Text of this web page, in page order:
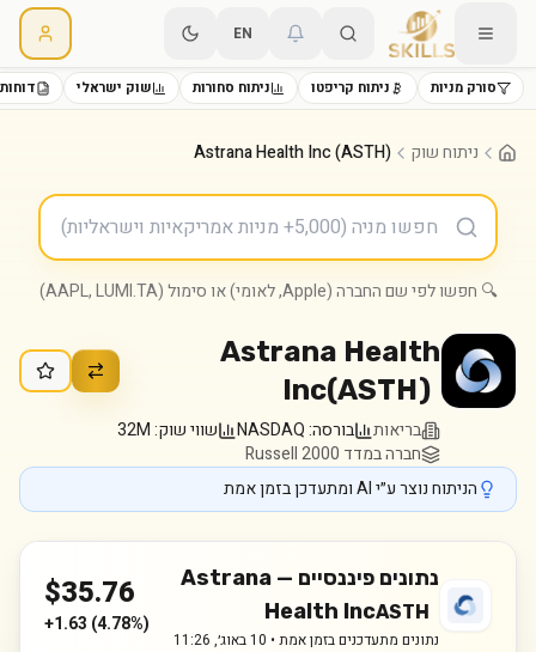
EN
סורק מניות ניתוח קריפטו ניתוח סחורות שוק ישראלי
ניתוח שוק Astrana Health Inc (ASTH)
🔍 חפשו לפי שם החברה (Apple, לאומי) או סימול (AAPL, LUMI.TA)
Astrana Health
Inc(ASTH)
בריאות בורסה:NASDAQ שווי שוק:32M
חברה במדד Russell 2000
הניתוח נוצר ע״י AI ומתעדכן בזמן אמת
נתונים פיננסיים — Astrana
Health IncASTH
נתונים מתעדכנים בזמן אמת • 10 באוג׳, 11:26
$35.76
+1.63 (4.78%)